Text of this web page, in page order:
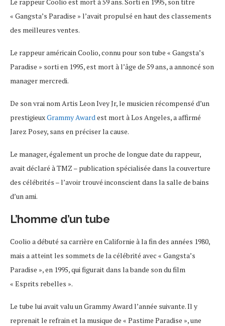
« Gangsta’s Paradise » l’avait propulsé en haut des classements
des meilleures ventes.
Le rappeur américain Coolio, connu pour son tube « Gangsta’s
Paradise » sorti en 1995, est mort à l’âge de 59 ans, a annoncé son
manager mercredi.
De son vrai nom Artis Leon Ivey Jr, le musicien récompensé d’un
prestigieuxGrammy Awardest mort à Los Angeles, a affirmé
Jarez Posey, sans en préciser la cause.
Le manager, également un proche de longue date du rappeur,
avait déclaré à TMZ – publication spécialisée dans la couverture
des célébrités – l’avoir trouvé inconscient dans la salle de bains
d’un ami.
L’homme d’un tube
Coolio a débuté sa carrière en Californie à la fin des années 1980,
mais a atteint les sommets de la célébrité avec « Gangsta’s
Paradise », en 1995, qui figurait dans la bande son du film
« Esprits rebelles ».
Le tube lui avait valu un Grammy Award l’année suivante. Il y
reprenait le refrain et la musique de « Pastime Paradise », une